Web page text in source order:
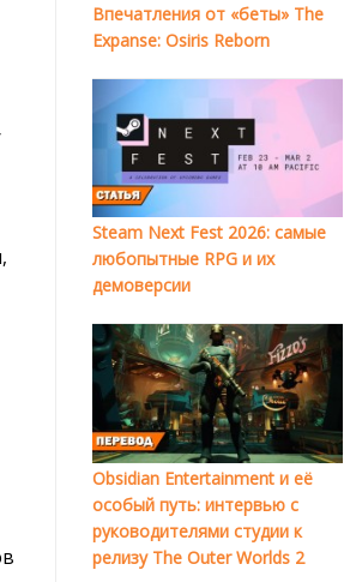
Впечатления от «беты» The
Expanse: Osiris Reborn
Steam Next Fest 2026: самые
любопытные RPG и их
демоверсии
Obsidian Entertainment и её
особый путь: интервью с
руководителями студии к
релизу The Outer Worlds 2